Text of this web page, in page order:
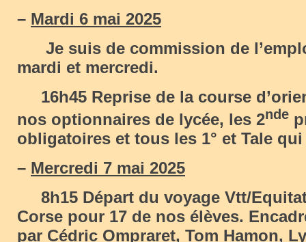
– Mardi 6 mai 2025
Je suis de commission de
mardi et mercredi.
16h45 Reprise de la course
nos optionnaires de lycée, les 2nde
obligatoires et tous les 1° et Tale
– Mercredi 7 mai 2025
8h15 Départ du voyage Vtt/
Corse pour 17 de nos élèves.
par Cédric Ompraret, Tom Hamon,